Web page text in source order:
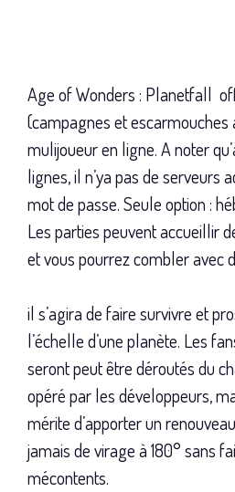
Age of Wonders : Planetfall
(campagnes et
mulijoueur en ligne. A noter
lignes, il n’ya pas de serveurs
mot de passe. Seule option :
Les parties peuvent accueillir
et vous pourrez combler avec
il s’agira de faire survivre et
l’échelle d’une planète. Les
seront peut être déroutés du
opéré par les développeurs,
mérite d’apporter un
jamais de virage à 180° sans
mécontents.